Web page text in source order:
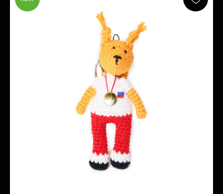
В ВЫБОРЕ ТОВАРА ИЛИ
УСЛУГИ?
CВЯЖИТЕСЬ С НАМИ
Вы можете связаться с нами любым
удобным способом и мы обязательно
поможем вам определиться с выбором
и оформить заказ